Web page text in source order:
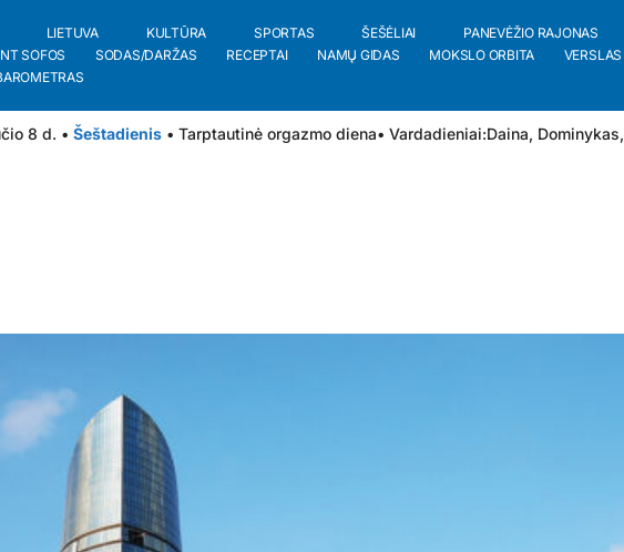
LIETUVA KULTŪRA SPORTAS ŠEŠĖLIAI PANEVĖŽIO RAJONAS
SOFOS
SODAS/DARŽAS RECEPTAI NAMŲ GIDAS MOKSLO ORBITA VERSLAS
8 d. • Šeštadienis • Tarptautinė orgazmo diena• Vardadieniai:Daina, Dominykas,